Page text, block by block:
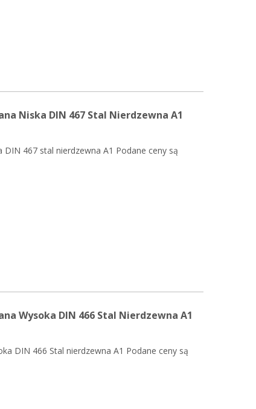
Niska DIN 467 Stal Nierdzewna A1
DIN 467 stal nierdzewna A1 Podane ceny są
Wysoka DIN 466 Stal Nierdzewna A1
DIN 466 Stal nierdzewna A1 Podane ceny są